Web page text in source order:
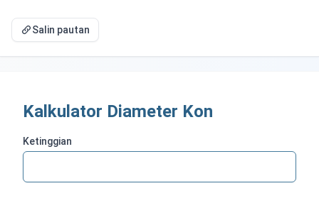
Salin pautan
Kalkulator Diameter Kon
Ketinggian